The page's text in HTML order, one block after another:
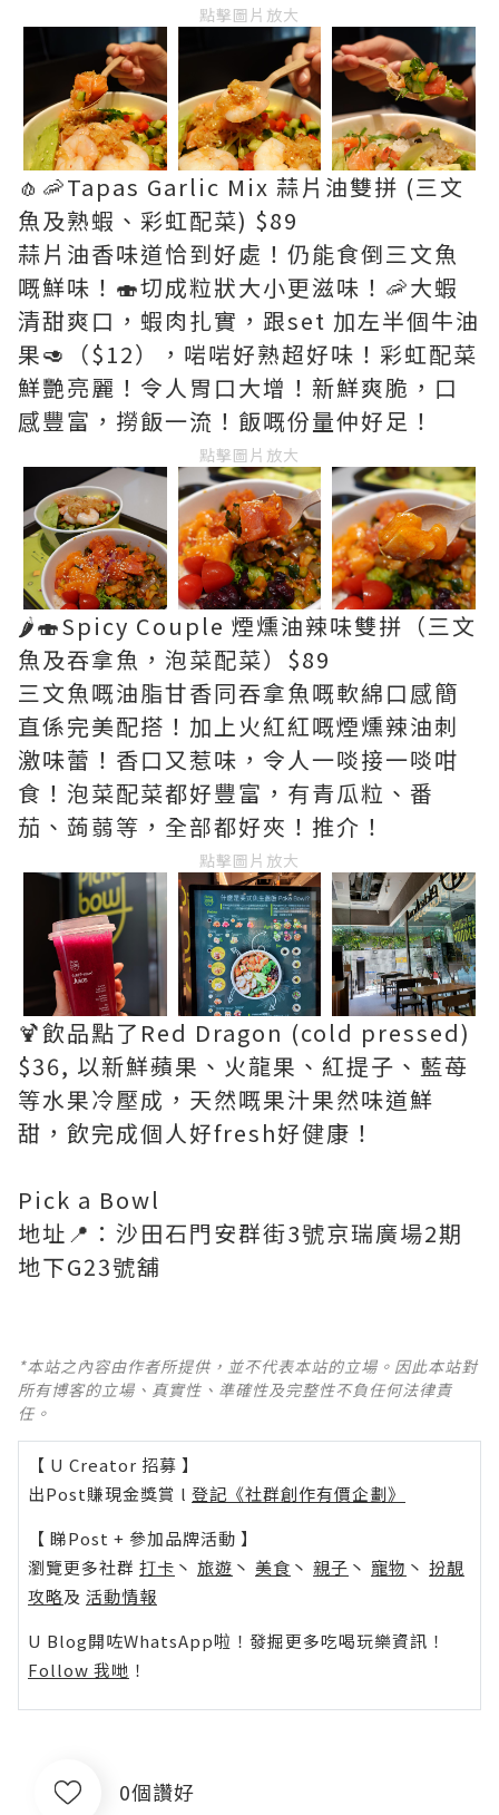
點擊圖片放大
🧄🦐Tapas Garlic Mix 蒜片油雙拼 (三文
魚及熟蝦、彩虹配菜) $89
蒜片油香味道恰到好處！仍能食倒三文魚
嘅鮮味！🍣切成粒狀大小更滋味！🦐大蝦
清甜爽口，蝦肉扎實，跟set 加左半個牛油
果🥑（$12），啱啱好熟超好味！彩虹配菜
鮮艷亮麗！令人胃口大增！新鮮爽脆，口
感豐富，撈飯一流！飯嘅份量仲好足！
點擊圖片放大
🌶️🍣Spicy Couple 煙燻油辣味雙拼（三文
魚及吞拿魚，泡菜配菜）$89
三文魚嘅油脂甘香同吞拿魚嘅軟綿口感簡
直係完美配搭！加上火紅紅嘅煙燻辣油刺
激味蕾！香口又惹味，令人一啖接一啖咁
食！泡菜配菜都好豐富，有青瓜粒、番
茄、蒟蒻等，全部都好夾！推介！
點擊圖片放大
🍹飲品點了Red Dragon (cold pressed)
$36, 以新鮮蘋果、火龍果、紅提子、藍苺
等水果冷壓成，天然嘅果汁果然味道鮮
甜，飲完成個人好fresh好健康！
Pick a Bowl
地址📍：沙田石門安群街3號京瑞廣場2期
地下G23號舖
*本站之內容由作者所提供，並不代表本站的立場。因此本站對
所有博客的立場、真實性、準確性及完整性不負任何法律責
任。
【 U Creator 招募 】
出Post賺現金獎賞 l 登記《社群創作有價企劃》
【 睇Post + 參加品牌活動 】
瀏覽更多社群 打卡 丶 旅遊 丶 美食 丶 親子 丶 寵物 丶 扮靚
攻略及 活動情報
U Blog開咗WhatsApp啦！發掘更多吃喝玩樂資訊！
Follow 我哋 ！
0個讚好